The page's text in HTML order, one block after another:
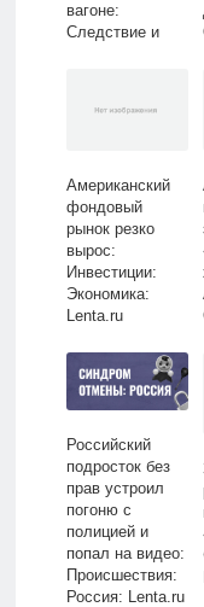
вагоне:
Следствие и
Американский
фондовый
рынок резко
вырос:
Инвестиции:
Экономика:
Lenta.ru
Российский
подросток без
прав устроил
погоню с
полицией и
попал на видео:
Происшествия:
Россия: Lenta.ru